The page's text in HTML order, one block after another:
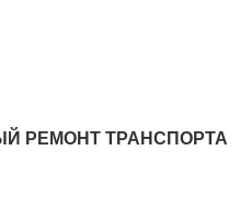
РЕМОНТ ТРАНСПОРТА